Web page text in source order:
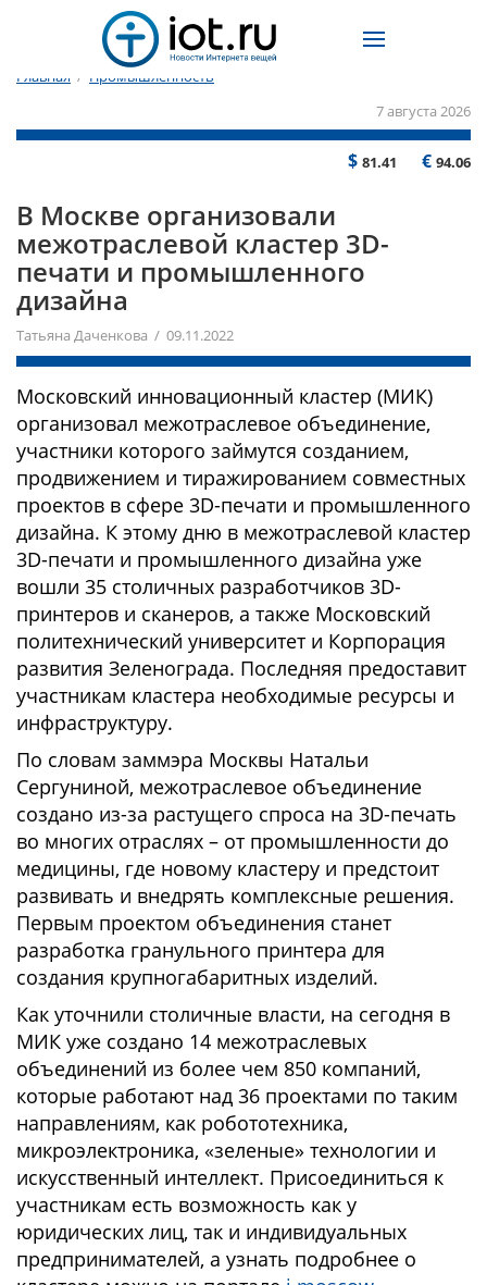
Главная / Промышленность
7 августа 2026
$ 81.41 € 94.06
В Москве организовали
межотраслевой кластер 3D-
печати и промышленного
дизайна
Татьяна Даченкова / 09.11.2022
Московский инновационный кластер (МИК)
организовал межотраслевое объединение,
участники которого займутся созданием,
продвижением и тиражированием совместных
проектов в сфере 3D-печати и промышленного
дизайна. К этому дню в межотраслевой кластер
3D-печати и промышленного дизайна уже
вошли 35 столичных разработчиков 3D-
принтеров и сканеров, а также Московский
политехнический университет и Корпорация
развития Зеленограда. Последняя предоставит
участникам кластера необходимые ресурсы и
инфраструктуру.
По словам заммэра Москвы Натальи
Сергуниной, межотраслевое объединение
создано из-за растущего спроса на 3D-печать
во многих отраслях – от промышленности до
медицины, где новому кластеру и предстоит
развивать и внедрять комплексные решения.
Первым проектом объединения станет
разработка гранульного принтера для
создания крупногабаритных изделий.
Как уточнили столичные власти, на сегодня в
МИК уже создано 14 межотраслевых
объединений из более чем 850 компаний,
которые работают над 36 проектами по таким
направлениям, как робототехника,
микроэлектроника, «зеленые» технологии и
искусственный интеллект. Присоединиться к
участникам есть возможность как у
юридических лиц, так и индивидуальных
предпринимателей, а узнать подробнее о